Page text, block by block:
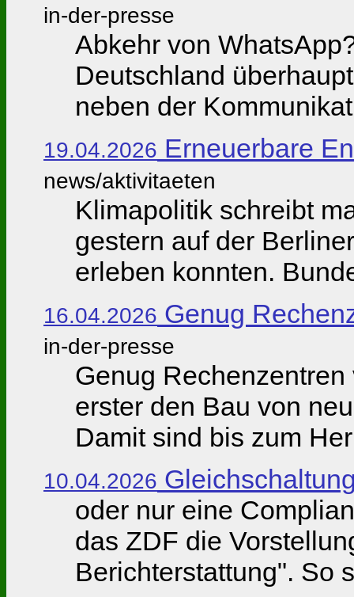
in-der-presse
Abkehr von
Deutschland
neben der
19.04.2026 Erneuerbare
news/aktivitaeten
Klimapolitik schreibt
gestern auf der
erleben konnten.
16.04.2026 Genug
in-der-presse
Genug
erster den Bau von
Damit sind bis zum
10.04.2026
oder nur eine
das ZDF die
Berichterstattung". So